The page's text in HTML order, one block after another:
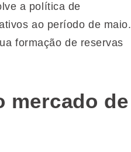
a política de
ao período de maio.
formação de reservas
‌‌mercado‌‌ ‌‌de‌‌